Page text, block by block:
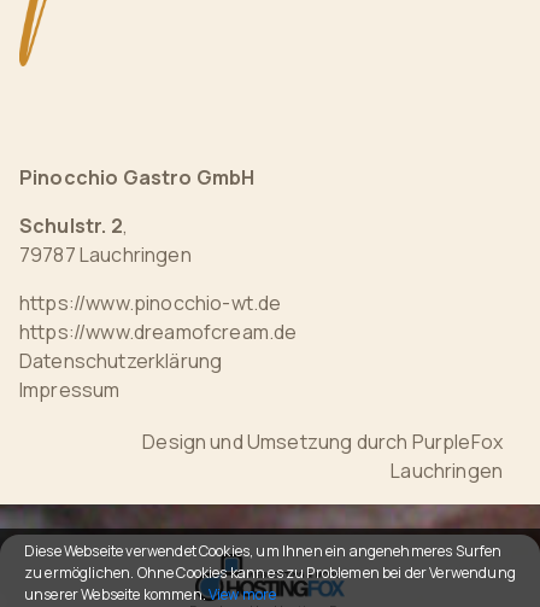
Pinocchio Gastro GmbH
Schulstr. 2,
79787 Lauchringen
https://www.pinocchio-wt.de
https://www.dreamofcream.de
Datenschutzerklärung
Impressum
Design und Umsetzung durch PurpleFox
Lauchringen
Diese Webseite verwendet Cookies, um Ihnen ein angenehmeres Surfen
zu ermöglichen. Ohne Cookies kann es zu Problemen bei der Verwendung
unserer Webseite kommen.View more